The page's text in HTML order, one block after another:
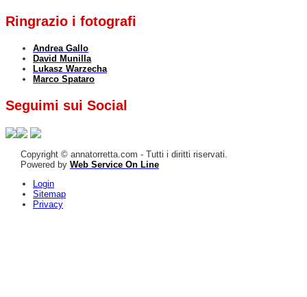
Ringrazio i fotografi
Andrea Gallo
David Munilla
Lukasz Warzecha
Marco Spataro
Seguimi sui Social
Copyright © annatorretta.com - Tutti i diritti riservati.
Powered by Web Service On Line
Login
Sitemap
Privacy